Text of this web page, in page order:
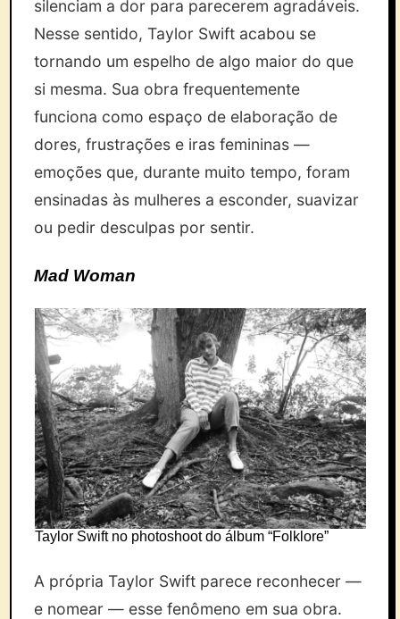
silenciam a dor para parecerem agradáveis.
Nesse sentido, Taylor Swift acabou se
tornando um espelho de algo maior do que
si mesma. Sua obra frequentemente
funciona como espaço de elaboração de
dores, frustrações e iras femininas —
emoções que, durante muito tempo, foram
ensinadas às mulheres a esconder, suavizar
ou pedir desculpas por sentir.
Mad Woman
Taylor Swift no photoshoot do álbum “Folklore”
A própria Taylor Swift parece reconhecer —
e nomear — esse fenômeno em sua obra.